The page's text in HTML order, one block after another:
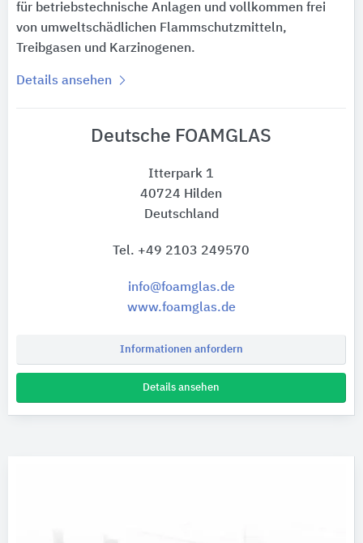
für betriebstechnische Anlagen und vollkommen frei
von umweltschädlichen Flammschutzmitteln,
Treibgasen und Karzinogenen.
Details ansehen
Deutsche FOAMGLAS
Itterpark 1
40724 Hilden
Deutschland
Tel. +49 2103 249570
info@foamglas.de
www.foamglas.de
Informationen anfordern
Details ansehen